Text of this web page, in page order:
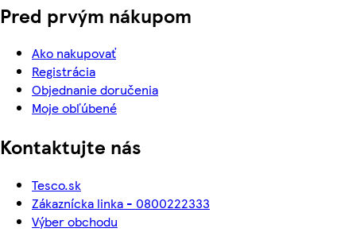
Pred prvým nákupom
Ako nakupovať
Registrácia
Objednanie doručenia
Moje obľúbené
Kontaktujte nás
Tesco.sk
Zákaznícka linka - 0800222333
Výber obchodu